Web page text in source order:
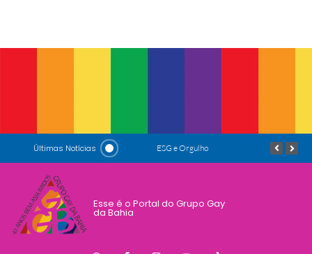
Últimas Notícias Padrinhos de honra: Salete Maria e Luiz Mott ESG e Orgulho Conversas que
Esse é o Portal do Grupo Gay
da Bahia